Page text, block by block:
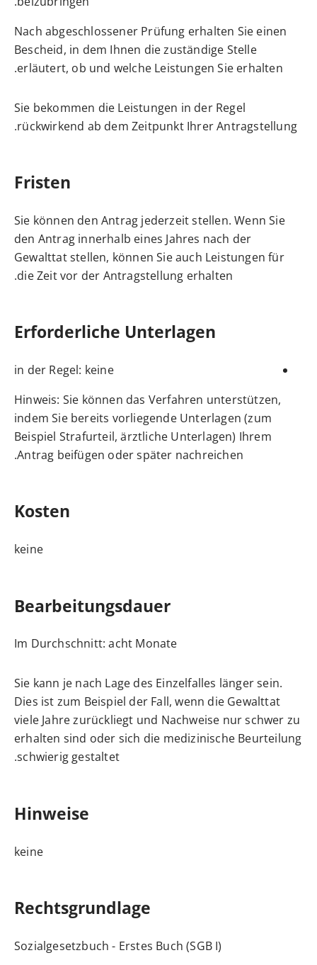
Nach abgeschlossener Prüfung erhalten Sie einen
Bescheid, in dem Ihnen die zuständige Stelle
erläutert, ob und welche Leistungen Sie erhalten.
Sie bekommen die Leistungen in der Regel
rückwirkend ab dem Zeitpunkt Ihrer Antragstellung.
Fristen
Sie können den Antrag jederzeit stellen. Wenn Sie
den Antrag innerhalb eines Jahres nach der
Gewalttat stellen, können Sie auch Leistungen für
die Zeit vor der Antragstellung erhalten.
Erforderliche Unterlagen
in der Regel: keine
Hinweis: Sie können das Verfahren unterstützen,
indem Sie bereits vorliegende Unterlagen (zum
Beispiel Strafurteil, ärztliche Unterlagen) Ihrem
Antrag beifügen oder später nachreichen.
Kosten
keine
Bearbeitungsdauer
Im Durchschnitt: acht Monate
Sie kann je nach Lage des Einzelfalles länger sein.
Dies ist zum Beispiel der Fall, wenn die Gewalttat
viele Jahre zurückliegt und Nachweise nur schwer zu
erhalten sind oder sich die medizinische Beurteilung
schwierig gestaltet.
Hinweise
keine
Rechtsgrundlage
Sozialgesetzbuch - Erstes Buch (SGB I)